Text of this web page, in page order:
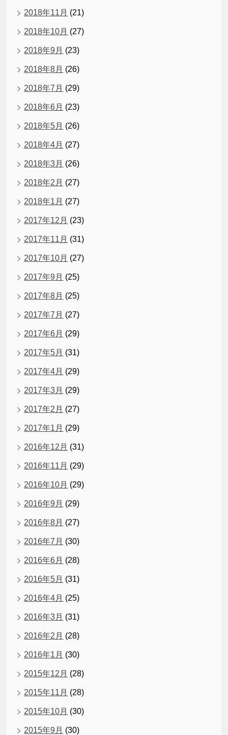
2018年11月 (21)
2018年10月 (27)
2018年9月 (23)
2018年8月 (26)
2018年7月 (29)
2018年6月 (23)
2018年5月 (26)
2018年4月 (27)
2018年3月 (26)
2018年2月 (27)
2018年1月 (27)
2017年12月 (23)
2017年11月 (31)
2017年10月 (27)
2017年9月 (25)
2017年8月 (25)
2017年7月 (27)
2017年6月 (29)
2017年5月 (31)
2017年4月 (29)
2017年3月 (29)
2017年2月 (27)
2017年1月 (29)
2016年12月 (31)
2016年11月 (29)
2016年10月 (29)
2016年9月 (29)
2016年8月 (27)
2016年7月 (30)
2016年6月 (28)
2016年5月 (31)
2016年4月 (25)
2016年3月 (31)
2016年2月 (28)
2016年1月 (30)
2015年12月 (28)
2015年11月 (28)
2015年10月 (30)
2015年9月 (30)